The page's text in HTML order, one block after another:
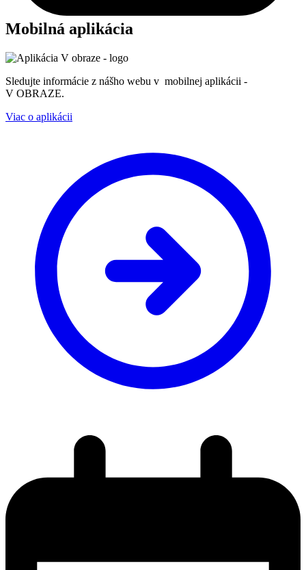
Mobilná aplikácia
Sledujte informácie z nášho webu v mobilnej aplikácii -
V OBRAZE.
Viac o aplikácii